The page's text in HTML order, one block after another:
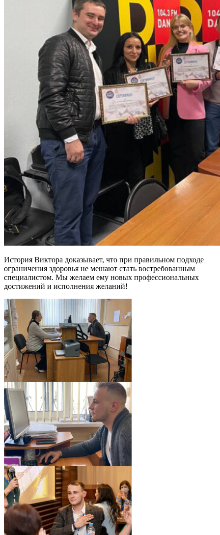
История Виктора доказывает, что при правильном подходе
ограничения здоровья не мешают стать востребованным
специалистом. Мы желаем ему новых профессиональных
достижений и исполнения желаний!
pic05663_06
pic05663_09